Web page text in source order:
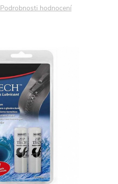
Podrobnosti hodnocení